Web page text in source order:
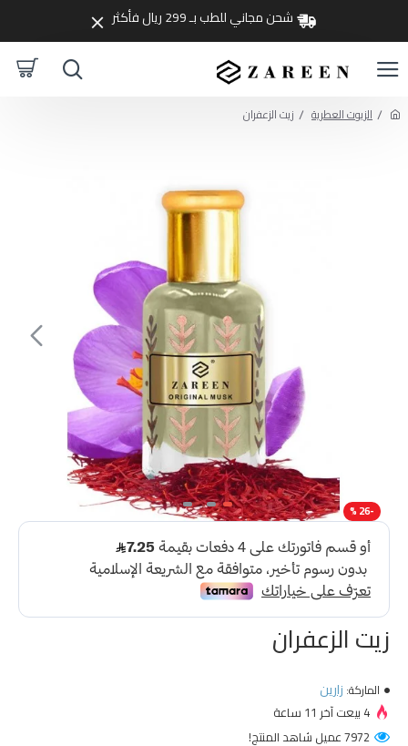
شحن مجاني للطب بـ 299 ريال فأكثر
الزيوت العطرية زيت الزعفران
-26 %
زيت الزعفران
الماركة: زارين
4 بيعت آخر 11 ساعة
7972 عميل شاهد المنتج!